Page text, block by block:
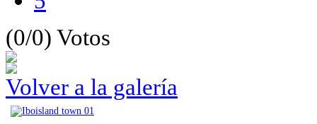
(0/0) Votos
Volver a la galería